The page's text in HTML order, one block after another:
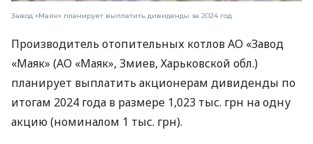
Завод «Маяк» планирует выплатить дивиденды за 2024 год
Производитель отопительных котлов АО «Завод
«Маяк» (АО «Маяк», Змиев, Харьковской обл.)
планирует выплатить акционерам дивиденды по
итогам 2024 года в размере 1,023 тыс. грн на одну
акцию (номиналом 1 тыс. грн).